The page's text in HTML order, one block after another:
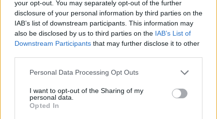
your opt-out. You may separately opt-out of the further
disclosure of your personal information by third parties on the
IAB’s list of downstream participants. This information may
also be disclosed by us to third parties on the IAB’s List of
Downstream Participants that may further disclose it to other
Personal Data Processing Opt Outs
I want to opt-out of the Sharing of my
personal data.
Opted In
Classic Mantra
Riepilogo stagione
17 - 56